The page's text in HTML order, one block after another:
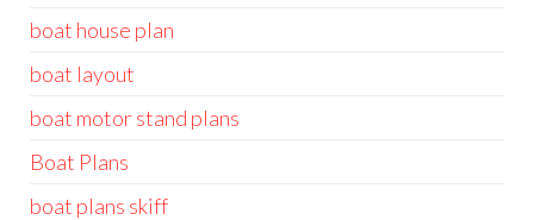
boat house plan
boat layout
boat motor stand plans
Boat Plans
boat plans skiff